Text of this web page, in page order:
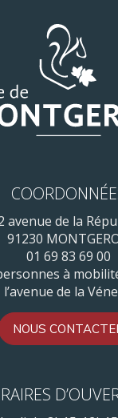
avenue de la
91230
01 69 83 69 00
à
l’avenue de la
NOUS